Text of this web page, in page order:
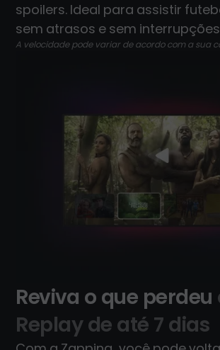
spoilers. Ideal para assistir
sem atrasos e sem
A velocidade pode variar de acordo com a sua
Reviva o que perdeu
Replay de até 7 dias